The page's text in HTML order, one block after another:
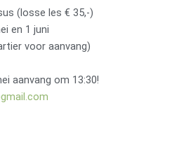
(losse les € 35,-)
en 1 juni
voor aanvang)
aanvang om 13:30!